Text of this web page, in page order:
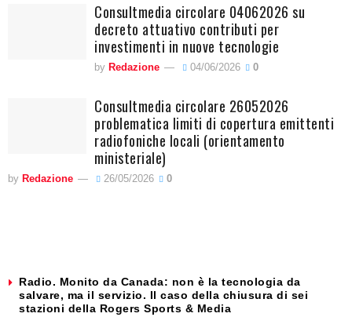
Consultmedia circolare 04062026 su
decreto attuativo contributi per
investimenti in nuove tecnologie
by Redazione 04/06/2026 0
Consultmedia circolare 26052026
problematica limiti di copertura emittenti
radiofoniche locali (orientamento
ministeriale)
by Redazione 26/05/2026 0
Radio. Monito da Canada: non è la tecnologia da
salvare, ma il servizio. Il caso della chiusura di sei
stazioni della Rogers Sports & Media